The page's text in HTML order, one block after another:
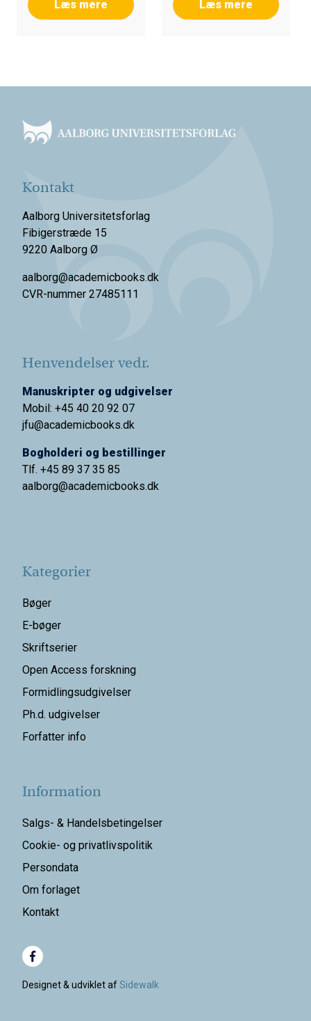
Læs mere Læs mere
Kontakt
Aalborg Universitetsforlag
Fibigerstræde 15
9220 Aalborg Ø
aalborg@academicbooks.dk
CVR-nummer 27485111
Henvendelser vedr.
Manuskripter og udgivelser
Mobil: +45 40 20 92 07
jfu@academicbooks.dk
Bogholderi og bestillinger
Tlf. +45 89 37 35 85
aalborg@academicbooks.dk
Kategorier
Bøger
E-bøger
Skriftserier
Open Access forskning
Formidlingsudgivelser
Ph.d. udgivelser
Forfatter info
Information
Salgs- & Handelsbetingelser
Cookie- og privatlivspolitik
Persondata
Om forlaget
Kontakt
Designet & udviklet afSidewalk